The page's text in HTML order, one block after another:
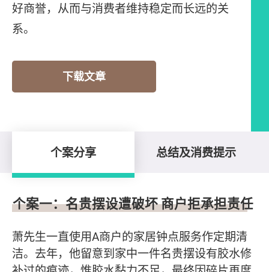
好商誉，从而与消费者维持稳定而长远的关
系。
下载文章
个案分享 总结及消费提示
个案分享
个案一：名贵摆设遭破坏 商户拒承担责任
萧先生一直使用A商户的家居钟点服务作定期清
洁。去年，他留意到家中一件名贵摆设有胶水修